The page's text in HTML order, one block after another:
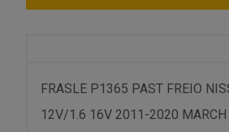
FRASLE P1365 PAST FREIO
12V/1.6 16V 2011-2020